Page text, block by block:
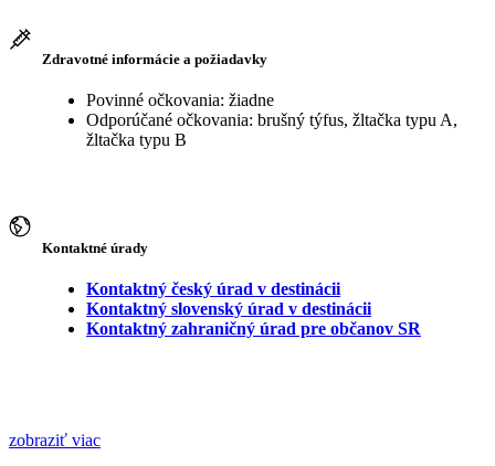
Zdravotné informácie a požiadavky
Povinné očkovania: žiadne
Odporúčané očkovania: brušný týfus, žltačka typu A,
žltačka typu B
Kontaktné úrady
Kontaktný český úrad v destinácii
Kontaktný slovenský úrad v destinácii
Kontaktný zahraničný úrad pre občanov SR
zobraziť viac